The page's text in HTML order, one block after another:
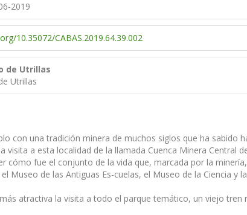
2019
10.35072/CABAS.2019.64.39.002
de Utrillas
Utrillas
con una tradición minera de muchos siglos que ha sabido
visita a esta localidad de la llamada Cuenca Minera Central
cómo fue el conjunto de la vida que, marcada por la
Museo de las Antiguas Es-cuelas, el Museo de la Ciencia
atractiva la visita a todo el parque temático, un viejo